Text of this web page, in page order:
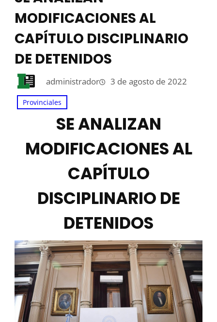
MODIFICACIONES AL
CAPÍTULO DISCIPLINARIO
DE DETENIDOS
administrador 3 de agosto de 2022
Provinciales
SE ANALIZAN
MODIFICACIONES AL
CAPÍTULO
DISCIPLINARIO DE
DETENIDOS